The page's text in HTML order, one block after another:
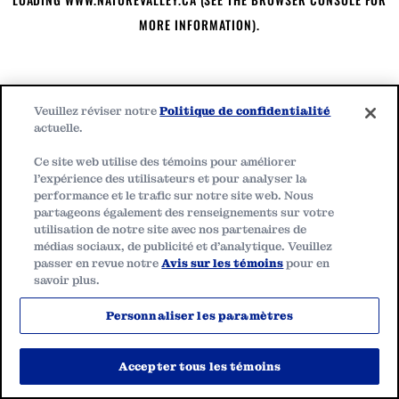
MORE INFORMATION).
Veuillez réviser notrePolitique de confidentialité
actuelle.
Ce site web utilise des témoins pour améliorer
l'expérience des utilisateurs et pour analyser la
performance et le trafic sur notre site web. Nous
partageons également des renseignements sur votre
utilisation de notre site avec nos partenaires de
médias sociaux, de publicité et d'analytique. Veuillez
passer en revue notreAvis sur les témoinspour en
savoir plus.
Personnaliser les paramètres
Accepter tous les témoins